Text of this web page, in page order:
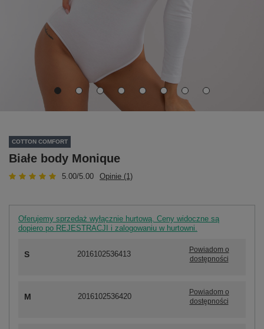
COTTON COMFORT
Białe body Monique
5.00/5.00 Opinie (1)
Oferujemy sprzedaż wyłącznie hurtową. Ceny widoczne są
dopiero po REJESTRACJI i zalogowaniu w hurtowni.
S 2016102536413
Powiadom o
dostępności
M 2016102536420
Powiadom o
dostępności